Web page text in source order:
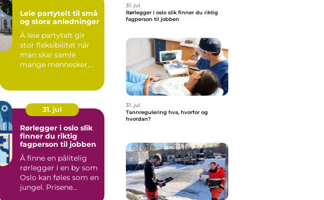
Leie partytelt til små
og store anledninger
Å leie partytelt gir
stor fleksibilitet når
man skal samle
mange mennesker,
31. jul
Rørlegger i oslo slik
finner du riktig
fagperson til jobben
Å finne en pålitelig
rørlegger i en by som
Oslo kan føles som en
jungel. Prisene
31. jul
Rørlegger i oslo slik finner du riktig
fagperson til jobben
31. jul
Tannregulering hva, hvorfor og
hvordan?